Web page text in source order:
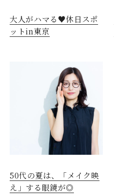
大人がハマる♥休日スポ
ットin東京
50代の夏は、「メイク映
え」する眼鏡が◎